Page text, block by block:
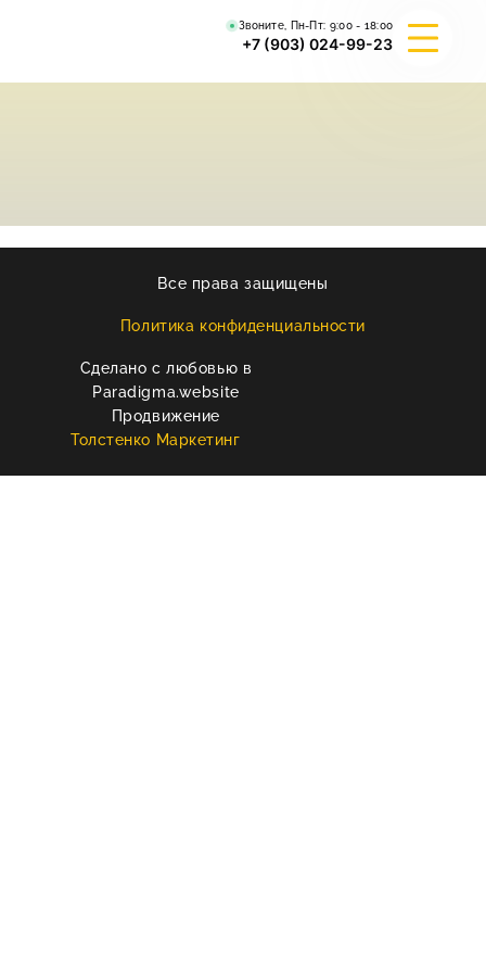
Звоните, Пн-Пт: 9:00 - 18:00
+7 (903) 024-99-23
РЕКВИЗИТЫ
КОНТАКТЫ
Все права защищены
Политика конфиденциальности
Сделано с любовью в
Paradigma.website
Продвижение
Толстенко Маркетинг